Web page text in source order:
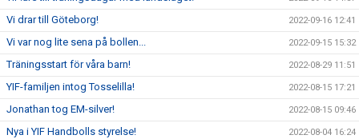
Vi drar till Göteborg! 2022-09-16 12:41
Vi var nog lite sena på bollen... 2022-09-15 15:32
Träningsstart för våra barn! 2022-08-29 11:51
YIF-familjen intog Tosselilla! 2022-08-15 17:21
Jonathan tog EM-silver! 2022-08-15 09:46
Nya i YIF Handbolls styrelse! 2022-08-04 16:24